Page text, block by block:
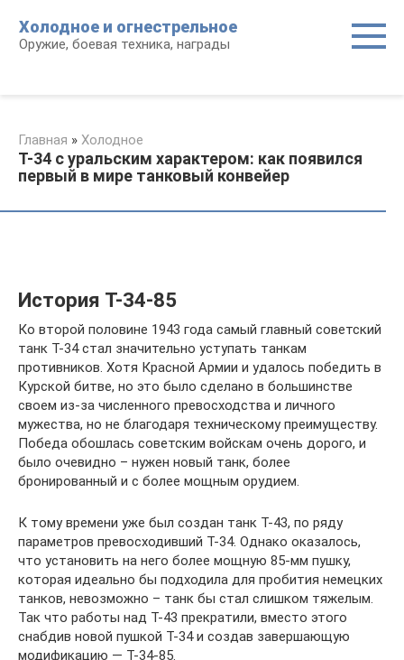
контенту
Холодное и огнестрельное
Оружие, боевая техника, награды
Главная » Холодное
Т-34 с уральским характером: как появился
первый в мире танковый конвейер
История Т-34-85
Ко второй половине 1943 года самый главный советский
танк Т-34 стал значительно уступать танкам
противников. Хотя Красной Армии и удалось победить в
Курской битве, но это было сделано в большинстве
своем из-за численного превосходства и личного
мужества, но не благодаря техническому преимуществу.
Победа обошлась советским войскам очень дорого, и
было очевидно – нужен новый танк, более
бронированный и с более мощным орудием.
К тому времени уже был создан танк Т-43, по ряду
параметров превосходивший Т-34. Однако оказалось,
что установить на него более мощную 85-мм пушку,
которая идеально бы подходила для пробития немецких
танков, невозможно – танк бы стал слишком тяжелым.
Так что работы над Т-43 прекратили, вместо этого
снабдив новой пушкой Т-34 и создав завершающую
модификацию — Т-34-85.